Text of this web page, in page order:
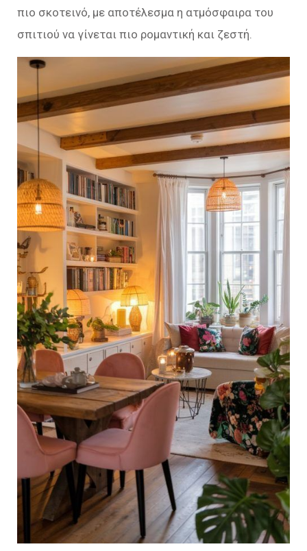
πιο σκοτεινό, με αποτέλεσμα η ατμόσφαιρα του
σπιτιού να γίνεται πιο ρομαντική και ζεστή.